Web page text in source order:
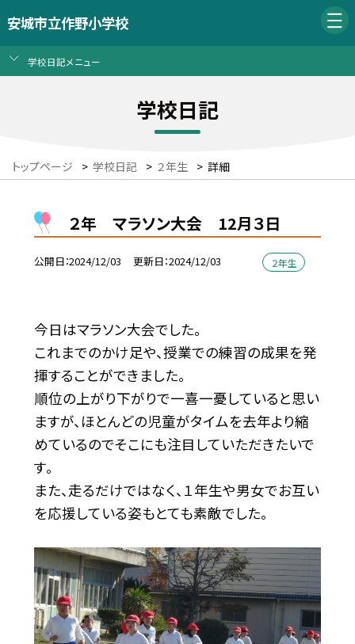
安城市立作野小学校
学校日記メニュー
学校日記
トップページ > 学校日記 > ２年生 > 詳細
２年 マラソン大会 12月３日
公開日 2024/12/03 更新日 2024/12/03 ２年生
今日はマラソン大会でした。
これまでのかけ足や、授業での練習の成果を発
揮することができました。
順位の上がり下がりで一喜一憂していると思い
ますが、ほとんどの児童がタイムを去年より縮
めているのでそこにも注目していただきたいで
す。
また、走るだけではなく、１年生や男女でお互い
を応援している姿もとても素敵でした。